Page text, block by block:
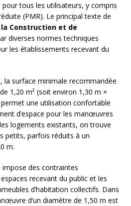
pour tous les utilisateurs, y compris
(PMR). Le principal texte de
la Construction et de
diverses normes techniques
les établissements recevant du
la surface minimale recommandée
1,20 m² (soit environ 1,30 m ×
une utilisation confortable
d’espace pour les manœuvres
logements existants, on trouve
petits, parfois réduits à un
m.
impose des contraintes
recevant du public et les
d’habitation collectifs. Dans
d’un diamètre de 1,50 m est